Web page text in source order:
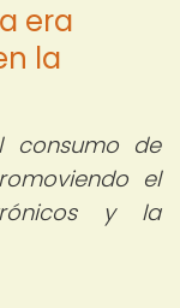
era
la
consumo de
el
y la